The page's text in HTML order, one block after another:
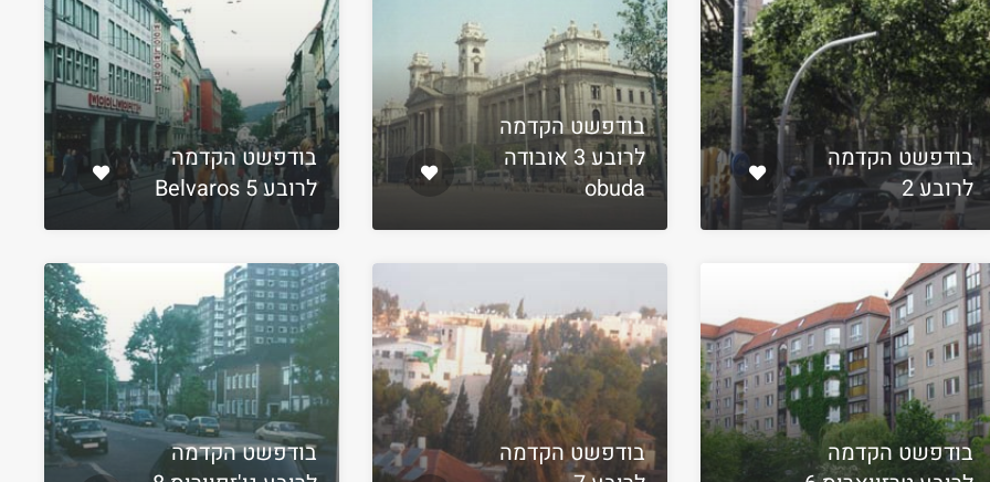
בודפשט הקדמה
לרובע 2
בודפשט הקדמה
לרובע 3 אובודה
obuda
בודפשט הקדמה
לרובע 5 Belvaros
בודפשט הקדמה
בודפשט הקדמה
בודפשט הקדמה